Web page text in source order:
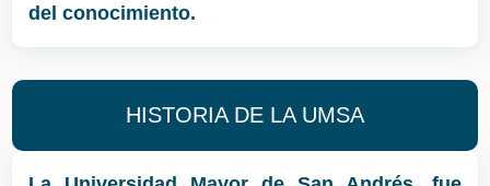
del conocimiento.
HISTORIA DE LA UMSA